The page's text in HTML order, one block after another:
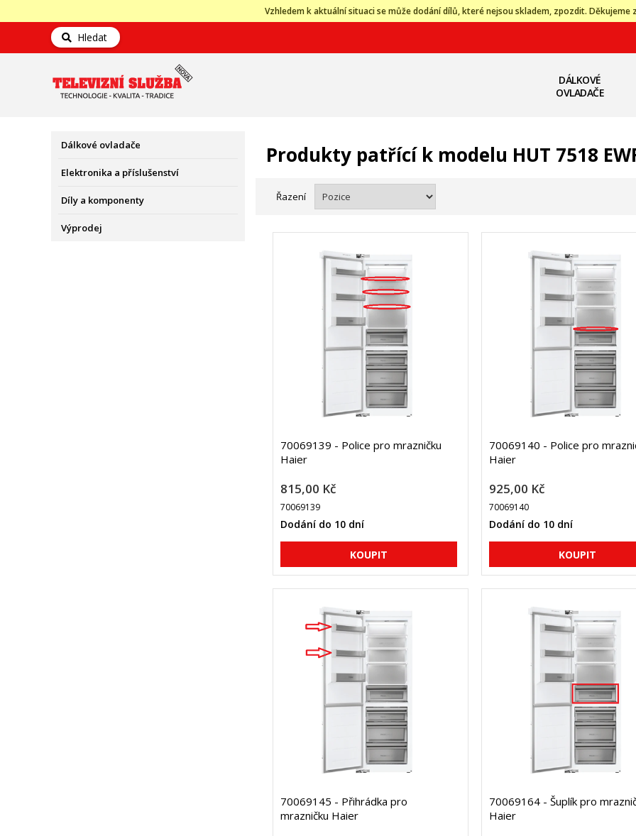
Vzhledem k aktuální situaci se může dodání dílů, které nejsou skladem, zpozdit. Děkujeme
Hledat
DÁLKOVÉ
OVLADAČE
Dálkové ovladače
Elektronika a příslušenství
Díly a komponenty
Výprodej
Produkty patřící k modelu HUT 7518
Řazení
70069139 - Police pro mrazničku
Haier
815,00 Kč
70069139
Dodání do 10 dní
70069140 - Police pro
Haier
925,00 Kč
70069140
Dodání do 10 dní
70069145 - Přihrádka pro
mrazničku Haier
70069164 - Šuplík pro
Haier